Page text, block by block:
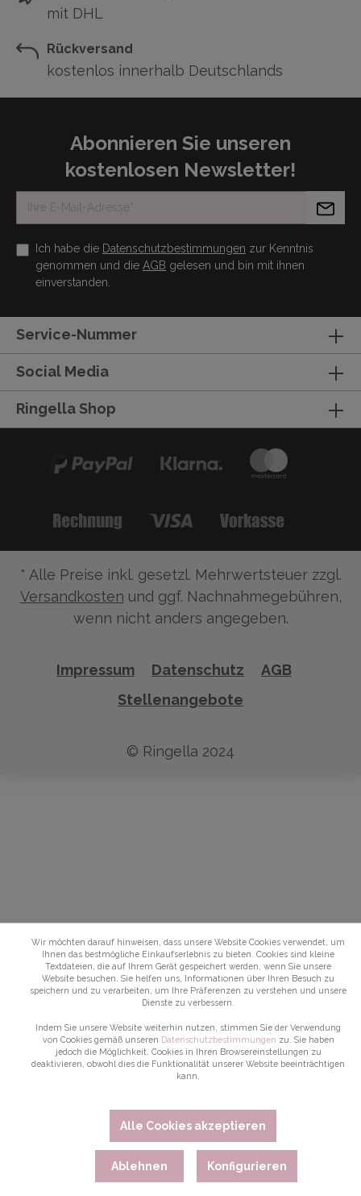
mit DHL
Rückversand
kostenlos innerhalb Deutschlands
Abonnieren Sie unseren
kostenlosen Newsletter!
Ich habe die Datenschutzbestimmungen zur Kenntnis
genommen und die AGB gelesen und bin mit ihnen
einverstanden.
Service-Nummer
Social Media
Ringella Shop
* Alle Preise inkl. gesetzl. Mehrwertsteuer zzgl.
Versandkosten und ggf. Nachnahmegebühren,
wenn nicht anders angegeben.
Impressum Datenschutz
AGB
Stellenangebote
© Ringella 2024
Wir möchten darauf hinweisen, dass unsere Website Cookies verwendet, um
Ihnen das bestmögliche Einkaufserlebnis zu bieten. Cookies sind kleine
Textdateien, die auf Ihrem Gerät gespeichert werden, wenn Sie unsere
Website besuchen. Sie helfen uns, Informationen über Ihren Besuch zu
speichern und zu verarbeiten, um Ihre Präferenzen zu verstehen und unsere
Dienste zu verbessern.
Indem Sie unsere Website weiterhin nutzen, stimmen Sie der Verwendung
von Cookies gemäß unseren Datenschutzbestimmungen zu. Sie haben
jedoch die Möglichkeit, Cookies in Ihren Browsereinstellungen zu
deaktivieren, obwohl dies die Funktionalität unserer Website beeinträchtigen
kann.
Alle Cookies akzeptieren
Ablehnen Konfigurieren